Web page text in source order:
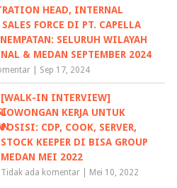
HEAD, INTERNAL
FORCE DI PT. CAPELLA
SELURUH WILAYAH
& MEDAN SEPTEMBER 2024
Sep 17, 2024
[WALK-IN INTERVIEW]
LOWONGAN KERJA UNTUK
POSISI: CDP, COOK, SERVER,
STOCK KEEPER DI BISA GROUP
MEDAN MEI 2022
Tidak ada komentar Mei 10, 2022